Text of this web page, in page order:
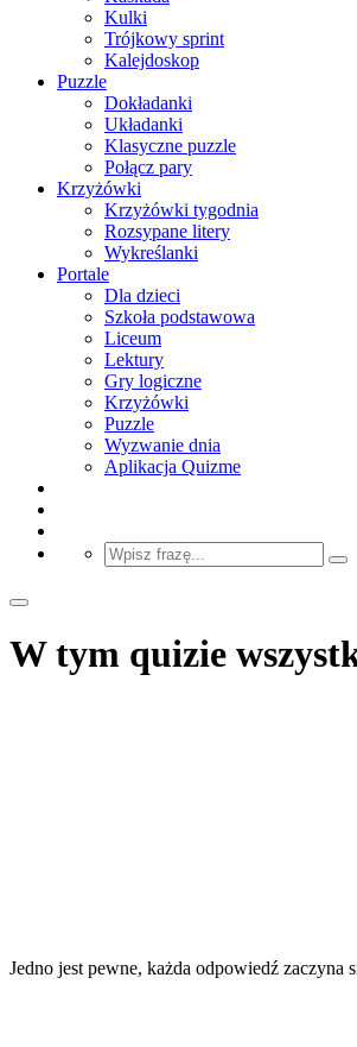
Kulki
Trójkowy sprint
Kalejdoskop
Puzzle
Dokładanki
Układanki
Klasyczne puzzle
Połącz pary
Krzyżówki
Krzyżówki tygodnia
Rozsypane litery
Wykreślanki
Portale
Dla dzieci
Szkoła podstawowa
Liceum
Lektury
Gry logiczne
Krzyżówki
Puzzle
Wyzwanie dnia
Aplikacja Quizme
W tym quizie
Jedno jest pewne, każda odpowiedź